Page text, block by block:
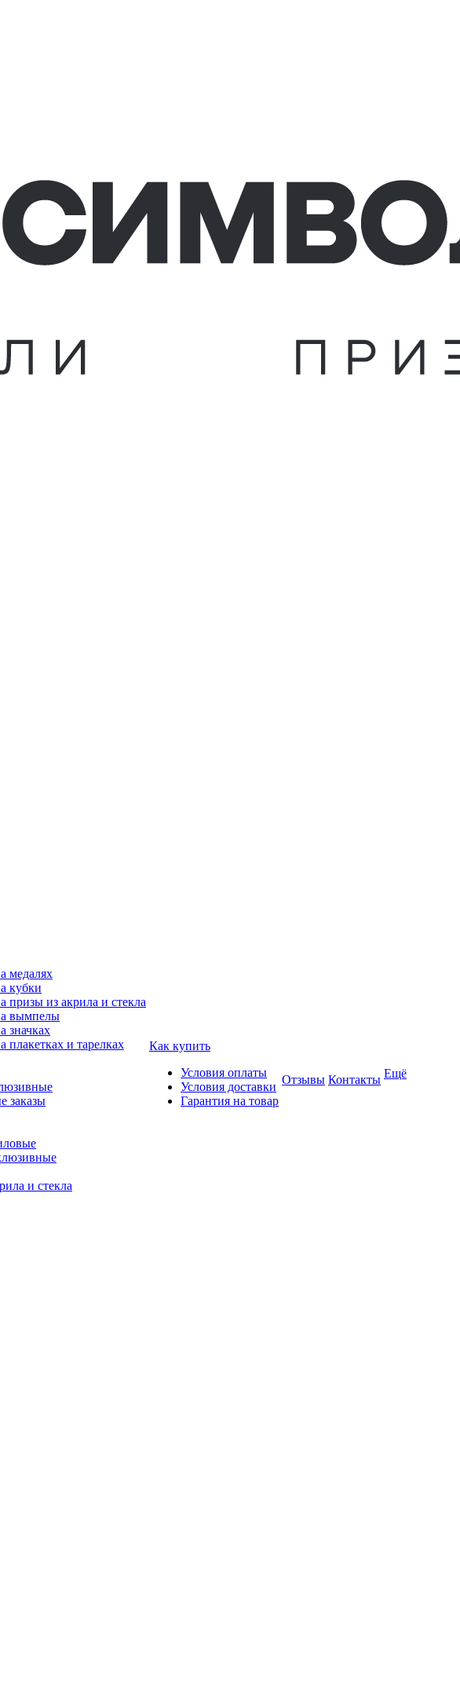
медалях
кубки
призы из акрила и стекла
вымпелы
значках
плакетках и тарелках
заказы
и стекла
Как купить
Условия оплаты
Условия доставки
Гарантия на товар
Отзывы Контакты Ещё